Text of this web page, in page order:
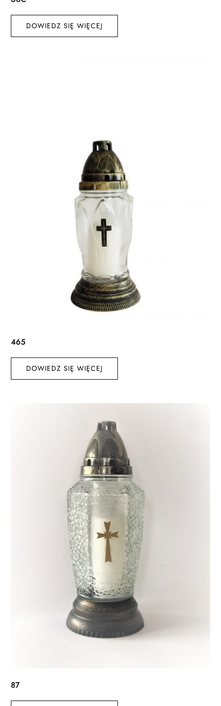
DOWIEDZ SIĘ WIĘCEJ
465
DOWIEDZ SIĘ WIĘCEJ
87